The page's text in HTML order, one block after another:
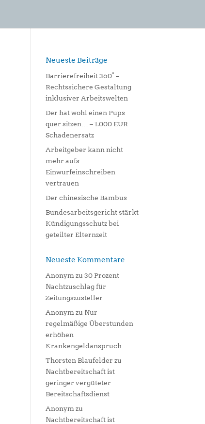
Neueste Beiträge
Barrierefreiheit 360° –
Rechtssichere Gestaltung
inklusiver Arbeitswelten
Der hat wohl einen Pups
quer sitzen… – 1.000 EUR
Schadenersatz
Arbeitgeber kann nicht
mehr aufs
Einwurfeinschreiben
vertrauen
Der chinesische Bambus
Bundesarbeitsgericht stärkt
Kündigungsschutz bei
geteilter Elternzeit
Neueste Kommentare
Anonym zu30 Prozent
Nachtzuschlag für
Zeitungszusteller
Anonym zu Nur
regelmäßige Überstunden
erhöhen
Krankengeldanspruch
Thorsten Blaufelder zu
Nachtbereitschaft ist
geringer vergüteter
Bereitschaftsdienst
Anonym zu
Nachtbereitschaft ist